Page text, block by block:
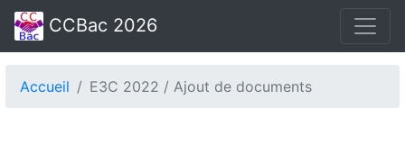
CCBac 2026
Accueil E3C 2022 / Ajout de documents